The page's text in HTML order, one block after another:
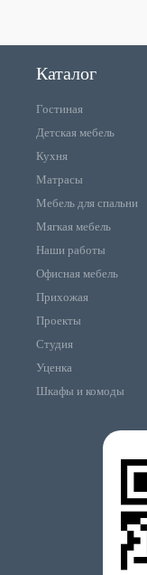
Каталог
Гостиная
Детская мебель
Кухня
Матрасы
Мебель для спальни
Мягкая мебель
Наши работы
Офисная мебель
Прихожая
Проекты
Студия
Уценка
Шкафы и комоды